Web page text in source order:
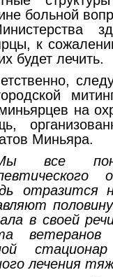
больной
к
будет лечить.
на
Миньяра.
все
отразится
в своей
лечения